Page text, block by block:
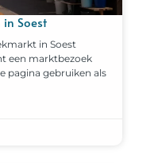
Soest
in Soest
een marktbezoek
pagina gebruiken als